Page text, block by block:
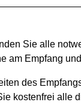
Sie alle
am Empfang
des
kostenfrei alle